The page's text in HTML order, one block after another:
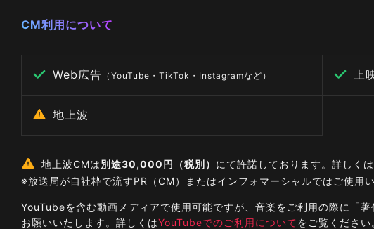
CM利用について
Web広告 （YouTube・TikTok・Instagramなど） 上
地上波
地上波CMは別途30,000円（税別） にて許諾しております。詳しくは
※放送局が自社枠で流すPR（CM）またはインフォマーシャルではご使用い
YouTubeを含む動画メディアで使用可能ですが、音楽をご利用の際に「
お願いいたします。詳しくはYouTubeでのご利用についてをご覧ください